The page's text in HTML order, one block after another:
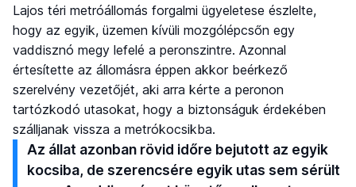
Lajos téri metróállomás forgalmi ügyeletese észlelte,
hogy az egyik, üzemen kívüli mozgólépcsőn egy
vaddisznó megy lefelé a peronszintre. Azonnal
értesítette az állomásra éppen akkor beérkező
szerelvény vezetőjét, aki arra kérte a peronon
tartózkodó utasokat, hogy a biztonságuk érdekében
szálljanak vissza a metrókocsikba.
Az állat azonban rövid időre bejutott az egyik
kocsiba, de szerencsére egyik utas sem sérült